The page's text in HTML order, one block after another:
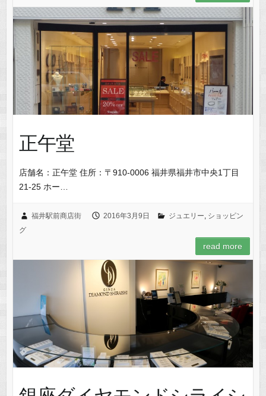
正午堂
店舗名：正午堂 住所：〒910-0006 福井県福井市中央1丁目
21-25 ホー…
福井駅前商店街 2016年3月9日 ジュエリー, ショッピン
グ
read more